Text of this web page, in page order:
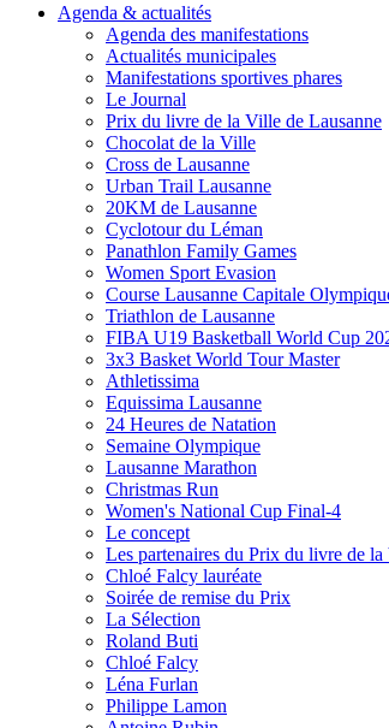
Agenda & actualités
Agenda des manifestations
Actualités municipales
Manifestations sportives phares
Le Journal
Prix du livre de la Ville de Lausanne
Chocolat de la Ville
Cross de Lausanne
Urban Trail Lausanne
20KM de Lausanne
Cyclotour du Léman
Panathlon Family Games
Women Sport Evasion
Course Lausanne Capitale
Triathlon de Lausanne
FIBA U19 Basketball World Cup
3x3 Basket World Tour Master
Athletissima
Equissima Lausanne
24 Heures de Natation
Semaine Olympique
Lausanne Marathon
Christmas Run
Women's National Cup Final-4
Le concept
Les partenaires du Prix du livre de
Chloé Falcy lauréate
Soirée de remise du Prix
La Sélection
Roland Buti
Chloé Falcy
Léna Furlan
Philippe Lamon